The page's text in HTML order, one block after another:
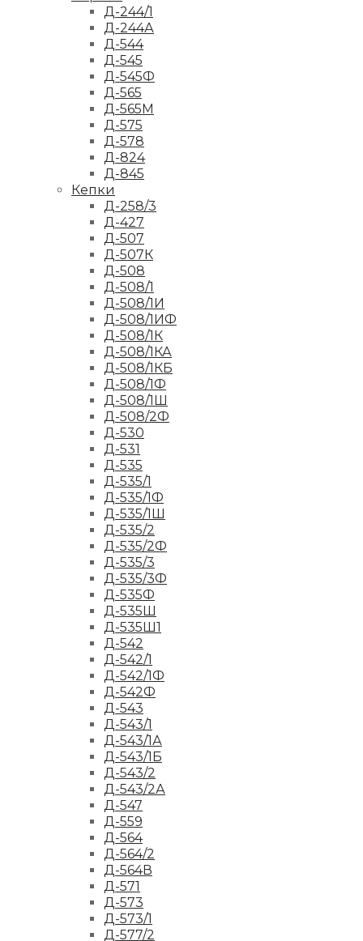
Д-244/1
Д-244А
Д-544
Д-545
Д-545Ф
Д-565
Д-565М
Д-575
Д-578
Д-824
Д-845
Кепки
Д-258/3
Д-427
Д-507
Д-507К
Д-508
Д-508/1
Д-508/1И
Д-508/1ИФ
Д-508/1К
Д-508/1КА
Д-508/1КБ
Д-508/1Ф
Д-508/1Ш
Д-508/2Ф
Д-530
Д-531
Д-535
Д-535/1
Д-535/1Ф
Д-535/1Ш
Д-535/2
Д-535/2Ф
Д-535/3
Д-535/3Ф
Д-535Ф
Д-535Ш
Д-535Ш1
Д-542
Д-542/1
Д-542/1Ф
Д-542Ф
Д-543
Д-543/1
Д-543/1А
Д-543/1Б
Д-543/2
Д-543/2А
Д-547
Д-559
Д-564
Д-564/2
Д-564В
Д-571
Д-573
Д-573/1
Д-577/2